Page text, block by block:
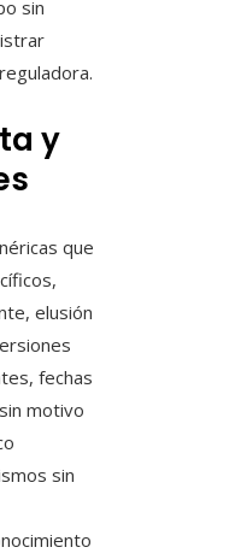
sin
y
que
elusión
fechas
motivo
sin